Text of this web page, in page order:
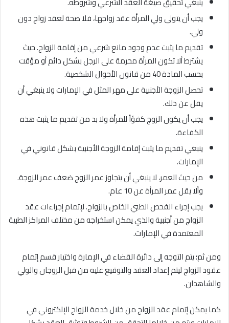
يجب أن يتولى ولي المرأة عقد زواجها، فلا صحة لعقد زواج دون
ولي.
تقديم ما يثبت عدم وجود مانع شرعي من إقامة الزواج. حيث
يشترط ألا تكون المرأة محرمة على الرجل بشكل دائم أو مؤقت
بحسب المادة 40 من قانون الأحوال الشخصية.
تحصل الزوجة الأجنبية على مهر المثل في الإمارات ولا ينبغي أن
يقل عن ذلك.
يجب أن يكون الزوج كفؤاً للمرأة ولا بد من تقديم ما يثبت هذه
الكفاءة.
ينبغي تقديم ما يثبت إقامة الزوجة الأجنبية بشكل قانوني في
الإمارات.
من حيث العمر، لا ينبغي أن يتجاوز عمر الزوج ضعف عمر الزوجة.
وألا يقل عمر المرأة عن 10 عام.
يجب إجراء الفحص الطبي الخاص بالزواج. لإتمام إجراءات عقد
الزواج من أجنبية والذي يمكن استخراجه من مختلف المراكز الطبية
المعتمدة في الإمارات.
ومن ثم؛ يتم التوجه إلى دائرة القضاء في الإمارة واختيار قسم إتمام
عقود الزواج ليتم إعداد العقد والتوقيع عليه من قبل الزوجان والولي
والشاهدان.
كما يمكن إتمام عقد الزواج من خلال خدمة الزواج الإلكتروني في